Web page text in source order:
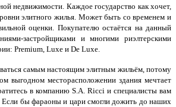
недвижимости. Каждое государство как хочет,
элитного жилья. Может быть со временем и
оценки. Покупателю остаётся на данный
застройщиками и многими риэлтерскими
Premium, Luxe и De Luxe.
самым настоящим элитным жильём, потому
выгодном месторасположении здания мечтает
в компанию S.A. Ricci и специалисты вам
Если бы фараоны и цари смогли дожить до наших